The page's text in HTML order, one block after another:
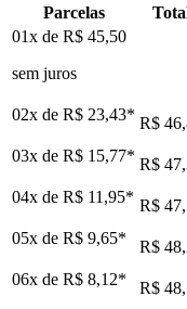
Parcelas
01x de R$ 45,50
sem juros
02x de R$ 23,43* R$
03x de R$ 15,77* R$
04x de R$ 11,95* R$
05x de R$ 9,65*
R$
06x de R$ 8,12*
R$